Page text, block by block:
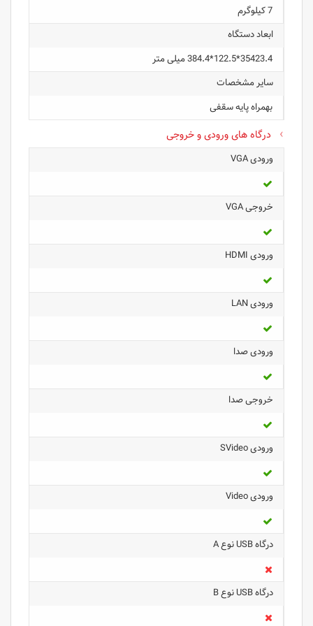
7 کیلوگرم
ابعاد دستگاه
35423.4*122.5*384.4 میلی متر
سایر مشخصات
بهمراه پایه سقفی
درگاه های ورودی و خروجی
ورودی VGA
خروجی VGA
ورودی HDMI
ورودی LAN
ورودی صدا
خروجی صدا
ورودی SVideo
ورودی Video
درگاه USB نوع A
درگاه USB نوع B